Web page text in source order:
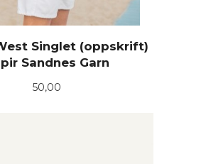
Singlet (oppskrift)
Sandnes Garn
Pris
50,00